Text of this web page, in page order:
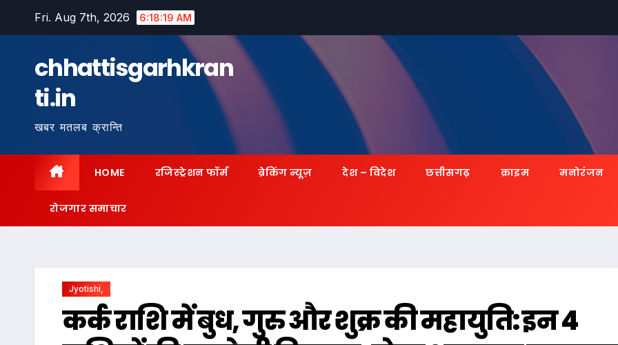
Fri. Aug 7th, 2026 6:18:20 AM
chhattisgarhkran
ti.in
खबर मतलब क्रान्ति
HOME रजिस्ट्रेशन फॉर्म ब्रेकिंग न्यूज़ देश – विदेश छत्तीसगढ़ क्राइम मनोरंजन
रोजगार समाचार
Jyotishi,
कर्क राशि में बुध, गुरु और शुक्र की महायुति: इन 4